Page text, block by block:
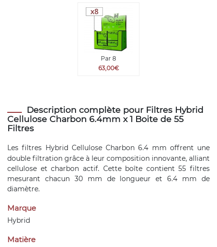
Par 8
63,00€
Description complète pour Filtres Hybrid
Cellulose Charbon 6.4mm x 1 Boite de 55
Filtres
Lesfiltres Hybrid Cellulose Charbon 6.4 mm offrent une
double filtration grâce à leur composition innovante, alliant
cellulose et charbon actif. Cette boîte contient 55 filtres
mesurant chacun 30 mm de longueur et 6.4 mm de
diamètre.
Marque
Hybrid
Matière